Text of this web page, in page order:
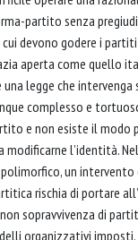
partito senza
devono godere i
aperta come quello
legge che intervenga
complesso e
e non esiste il modo
modificarne l’identità.
un
rischia di portare
sopravvivenza di
organizzativi imposti.